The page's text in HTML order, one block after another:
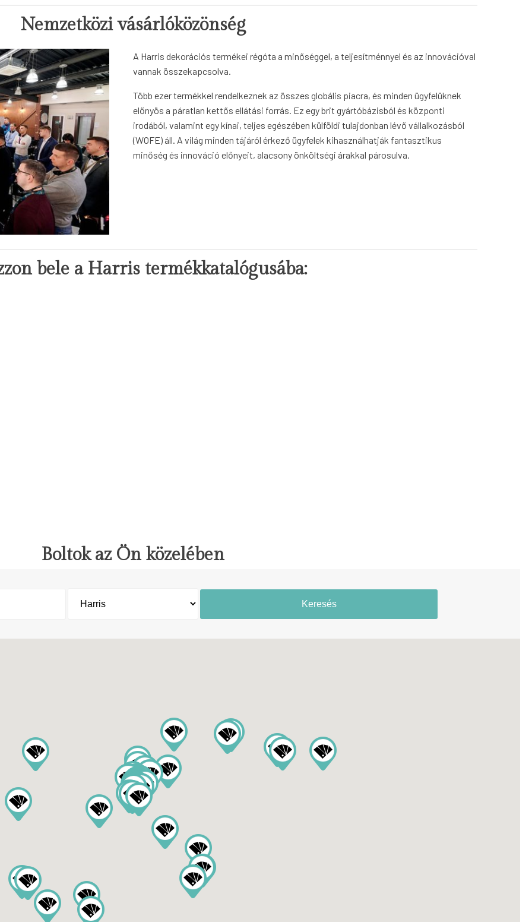
Nemzetközi vásárlóközönség
A Harris dekorációs termékei régóta a minőséggel, a teljesítménnyel és az innovációval
vannak összekapcsolva.
Több ezer termékkel rendelkeznek az összes globális piacra, és minden ügyfelüknek
előnyös a páratlan kettős ellátási forrás. Ez egy brit gyártóbázisból és központi
irodából, valamint egy kínai, teljes egészében külföldi tulajdonban lévő vállalkozásból
(WOFE) áll. A világ minden tájáról érkező ügyfelek kihasználhatják fantasztikus
minőség és innováció előnyeit, alacsony önköltségi árakkal párosulva.
bele a Harris termékkatalógusába:
Boltok az Ön közelében